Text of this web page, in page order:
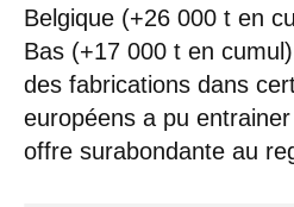
Belgique (+26 000 t en
Bas (+17 000 t en
des fabrications dans
européens a pu
offre surabondante au